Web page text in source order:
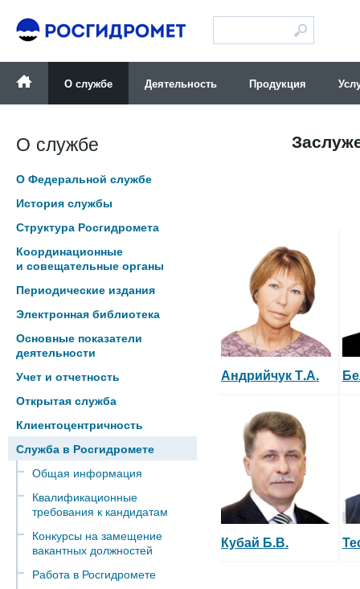
О службе Деятельность Продукция
О службе
О Федеральной службе
История службы
Структура Росгидромета
Координационные
и совещательные органы
Периодические издания
Электронная библиотека
Основные показатели
деятельности
Учет и отчетность
Открытая служба
Клиентоцентричность
Служба в Росгидромете
Общая информация
Квалификационные
требования к кандидатам
Конкурсы на замещение
вакантных должностей
Работа в Росгидромете
Андрийчук Т.А.
Кубай Б.В.